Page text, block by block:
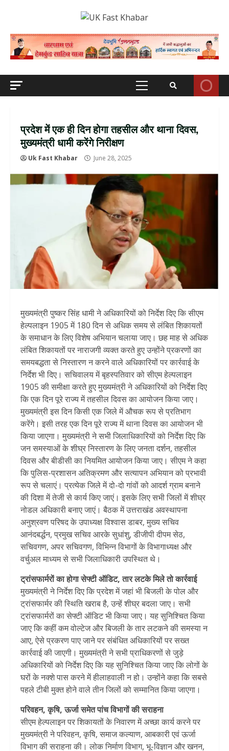
Primary
प्रदेश में एक ही दिन होगा तहसील और थाना दिवस,
मुख्यमंत्री धामी करेंगे निरीक्षण
Uk Fast Khabar June 28, 2025
मुख्यमंत्री पुष्कर सिंह धामी ने अधिकारियों को निर्देश दिए कि सीएम
हेल्पलाइन 1905 में 180 दिन से अधिक समय से लंबित शिकायतों
के समाधान के लिए विशेष अभियान चलाया जाए। छह माह से अधिक
लंबित शिकायतों पर नाराजगी व्यक्त करते हुए उन्होंने प्रकरणों का
समयबद्धता से निस्तारण न करने वाले अधिकारियों पर कार्रवाई के
निर्देश भी दिए। सचिवालय में बृहस्पतिवार को सीएम हेल्पलाइन
1905 की समीक्षा करते हुए मुख्यमंत्री ने अधिकारियों को निर्देश दिए
कि एक दिन पूरे राज्य में तहसील दिवस का आयोजन किया जाए।
मुख्यमंत्री इस दिन किसी एक जिले में औचक रूप से प्रतिभाग
करेंगे। इसी तरह एक दिन पूरे राज्य में थाना दिवस का आयोजन भी
किया जाएगा। मुख्यमंत्री ने सभी जिलाधिकारियों को निर्देश दिए कि
जन समस्याओं के शीघ्र निस्तारण के लिए जनता दर्शन, तहसील
दिवस और बीडीसी का नियमित आयोजन किया जाए। सीएम ने कहा
कि पुलिस-प्रशासन अतिक्रमण और सत्यापन अभियान को प्रभावी
रूप से चलाएं। प्रत्येक जिले में दो-दो गांवों को आदर्श ग्राम बनाने
की दिशा में तेजी से कार्य किए जाएं। इसके लिए सभी जिलों में शीघ्र
नोडल अधिकारी बनाए जाएं। बैठक में उत्तराखंड अवस्थापना
अनुश्रवण परिषद के उपाध्यक्ष विश्वास डाबर, मुख्य सचिव
आनंदबर्द्धन, प्रमुख सचिव आरके सुधांशु, डीजीपी दीपम सेठ,
सचिवगण, अपर सचिवगण, विभिन्न विभागों के विभागाध्यक्ष और
वर्चुअल माध्यम से सभी जिलाधिकारी उपस्थित थे।
ट्रांसफार्मरों का होगा सेफ्टी ऑडिट, तार लटके मिले तो कार्रवाई
मुख्यमंत्री ने निर्देश दिए कि प्रदेश में जहां भी बिजली के पोल और
ट्रांसफार्मर की स्थिति खराब है, उन्हें शीघ्र बदला जाए। सभी
ट्रांसफार्मरों का सेफ्टी ऑडिट भी किया जाए। यह सुनिश्चित किया
जाए कि कहीं कम वोल्टेज और बिजली के तार लटकने की समस्या न
आए, ऐसे प्रकरण पाए जाने पर संबंधित अधिकारियों पर सख्त
कार्रवाई की जाएगी। मुख्यमंत्री ने सभी प्राधिकरणों से जुड़े
अधिकारियों को निर्देश दिए कि यह सुनिश्चित किया जाए कि लोगों के
घरों के नक्शे पास करने में हीलाहवाली न हो। उन्होंने कहा कि सबसे
पहले टीबी मुक्त होने वाले तीन जिलों को सम्मानित किया जाएगा।
परिवहन, कृषि, ऊर्जा समेत पांच विभागों की सराहना
सीएम हेल्पलाइन पर शिकायतों के निवारण में अच्छा कार्य करने पर
मुख्यमंत्री ने परिवहन, कृषि, समाज कल्याण, आबकारी एवं ऊर्जा
विभाग की सराहना की। लोक निर्माण विभाग, भू-विज्ञान और खनन,